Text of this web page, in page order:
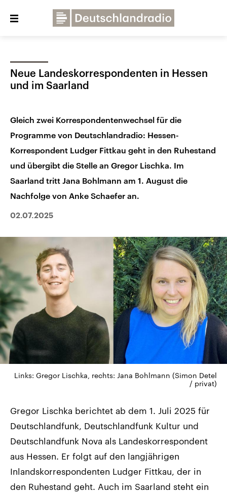
Close
Deutschlandfunk
Deutschlandfunk Kultur
Deutschlandfunk Nova
Über uns Programme Presse
Neue Landeskorrespondenten in Hessen
und im Saarland
Gleich zwei Korrespondentenwechsel für die
Programme von Deutschlandradio: Hessen-
Korrespondent Ludger Fittkau geht in den Ruhestand
und übergibt die Stelle an Gregor Lischka. Im
Saarland tritt Jana Bohlmann am 1. August die
Nachfolge von Anke Schaefer an.
02.07.2025
Links: Gregor Lischka, rechts: Jana Bohlmann (Simon Detel
/ privat)
Gregor Lischka berichtet ab dem 1. Juli 2025 für
Deutschlandfunk, Deutschlandfunk Kultur und
Deutschlandfunk Nova als Landeskorrespondent
aus Hessen. Er folgt auf den langjährigen
Inlandskorrespondenten Ludger Fittkau, der in
den Ruhestand geht. Auch im Saarland steht ein